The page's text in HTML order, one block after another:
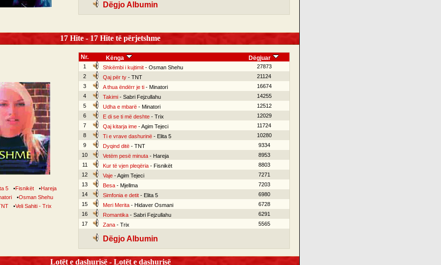
Dëgjo Albumin
17 Hite - 17 Hite të përjetshme
5 •Fisnikët •Hareja
•Osman Shehu
•Veli Sahiti - Trix
Nr. Kënga Dëgjuar
1 Shkëmbi i kujtimit- Osman Shehu
27873
2
Qaj për ty- TNT
21124
3
A thua ëndërr je ti- Minatori
16674
4
Takimi- Sabri Fejzullahu
14255
5
Udha e mbarë- Minatori
12512
6
E di se ti më deshte- Trix
12029
7
Qaj kitarja ime- Agim Tejeci
11724
8
Ti e vrave dashurinë- Elita 5
10280
9
Dyqind ditë- TNT
9334
10
Vetëm pesë minuta- Hareja
8953
11
Kur të vjen pleqëria- Fisnikët
8803
12
Vaje- Agim Tejeci
7271
13
Besa- Mjellma
7203
14
Simfonia e detit- Elita 5
6980
15
Meri Merita- Hidaver Osmani
6728
16
Romantika- Sabri Fejzullahu
6291
17
Zana- Trix 5565
Dëgjo Albumin
Lotët e dashurisë - Lotët e dashurisë